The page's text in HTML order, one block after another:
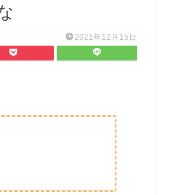
2021年12月15日